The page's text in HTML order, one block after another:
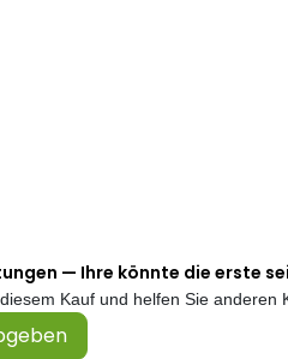
— Ihre könnte die erste
Kauf und helfen Sie anderen